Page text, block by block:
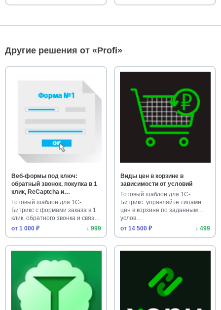
Другие решения от «Profi»
Веб-формы под ключ:
обратный звонок, покупка в 1
клик, ReCaptcha и
адаптивность
Готовый шаблон для 1С-
Битрикс с формами заказа в 1
клик, обратного звонка и связ…
от 1 000 ₽
↓ 999
Виды цен в корзине в
зависимости от условий
Готовый шаблон для 1С-
Битрикс: управляйте типами
цен в корзине по заданным
услов…
от 14 500 ₽
↓ 499